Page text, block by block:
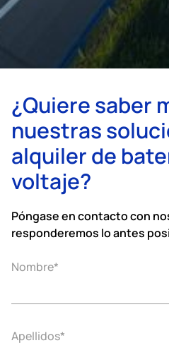
¿Quiere saber
nuestras
alquiler de
voltaje?
Póngase en contacto con
responderemos lo antes
Nombre*
Apellidos*